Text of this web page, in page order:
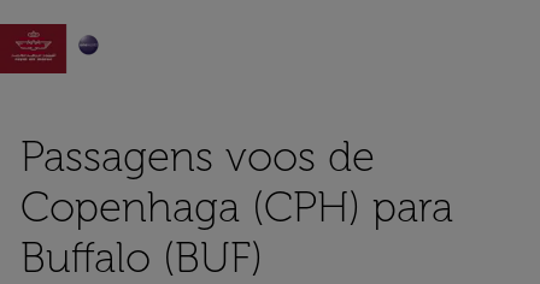

Passagens voos de
Copenhaga (CPH) para
Buffalo (BUF)